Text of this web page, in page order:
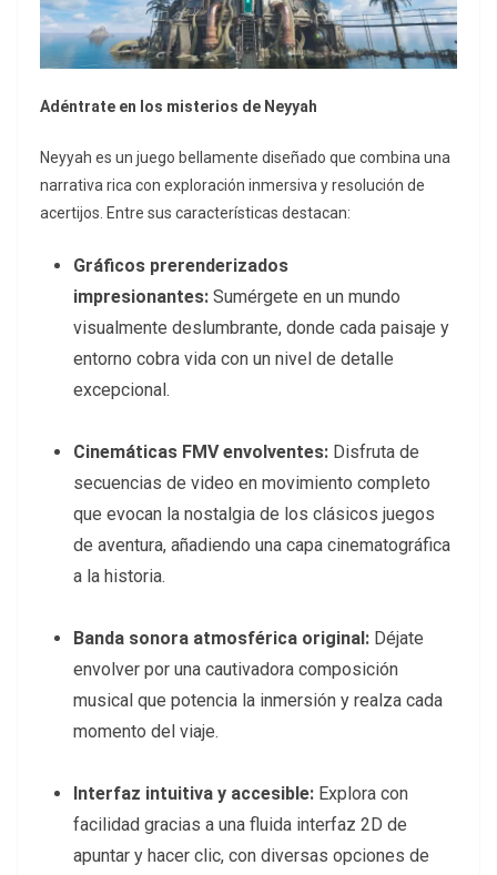
Adéntrate en los misterios de Neyyah
Neyyah es un juego bellamente diseñado que combina una
narrativa rica con exploración inmersiva y resolución de
acertijos. Entre sus características destacan:
Gráficos prerenderizados
impresionantes: Sumérgete en un mundo
visualmente deslumbrante, donde cada paisaje y
entorno cobra vida con un nivel de detalle
excepcional.
Cinemáticas FMV envolventes: Disfruta de
secuencias de video en movimiento completo
que evocan la nostalgia de los clásicos juegos
de aventura, añadiendo una capa cinematográfica
a la historia.
Banda sonora atmosférica original: Déjate
envolver por una cautivadora composición
musical que potencia la inmersión y realza cada
momento del viaje.
Interfaz intuitiva y accesible: Explora con
facilidad gracias a una fluida interfaz 2D de
apuntar y hacer clic, con diversas opciones de